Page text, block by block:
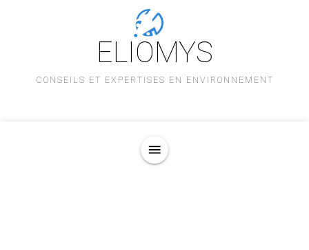
ELIOMYS
CONSEILS ET EXPERTISES EN ENVIRONNEMENT
menu